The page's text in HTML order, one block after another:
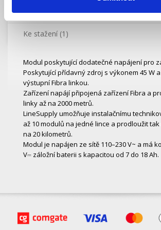
Specifikace
Ke stažení (1)
Modul poskytující dodatečné napájení pro
Poskytující přídavný zdroj s výkonem 45 W
výstupní Fibra linkou.
Zařízení napájí připojená zařízení Fibra a
linky až na 2000 metrů.
LineSupply umožňuje instalačnímu
až 10 modulů na jedné lince a prodloužit
na 20 kilometrů.
Modul je napájen ze sítě 110–230 V~ a má
V⎓ záložní baterii s kapacitou od 7 do 18 Ah.